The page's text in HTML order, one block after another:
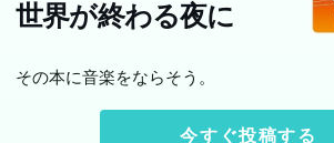
世界が終わる夜に
その本に音楽をならそう。
今すぐ投稿する